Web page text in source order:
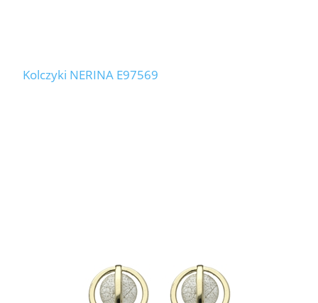
Kolczyki NERINA E97569